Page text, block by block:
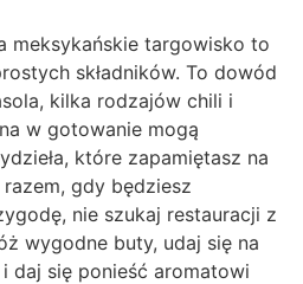
meksykańskie targowisko to
składników. To dowód
kilka rodzajów chili i
w gotowanie mogą
które zapamiętasz na
gdy będziesz
nie szukaj restauracji z
wygodne buty, udaj się na
daj się ponieść aromatowi